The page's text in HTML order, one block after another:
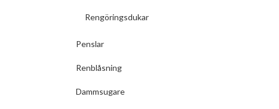
Rengöringsdukar
Penslar
Renblåsning
Dammsugare